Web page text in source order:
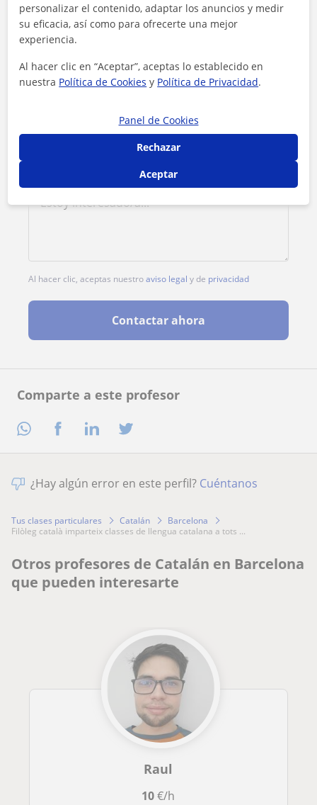
Comparte a este profesor
Al hacer clic, aceptas nuestroaviso legal y de privacidad
Contactar ahora
¿Hay algún error en este perfil? Cuéntanos
Tus clases particulares Catalán
Barcelona
filòleg català imparteix classes de llengua catalana a tots ...
Otros profesores de Catalán en Barcelona
que pueden interesarte
Raul
10€/h
personalizar el contenido, adaptar los anuncios y medir
su eficacia, así como para ofrecerte una mejor
experiencia.
Al hacer clic en “Aceptar”, aceptas lo establecido en
nuestra Política de Cookies y Política de Privacidad.
Panel de Cookies
Rechazar
Aceptar